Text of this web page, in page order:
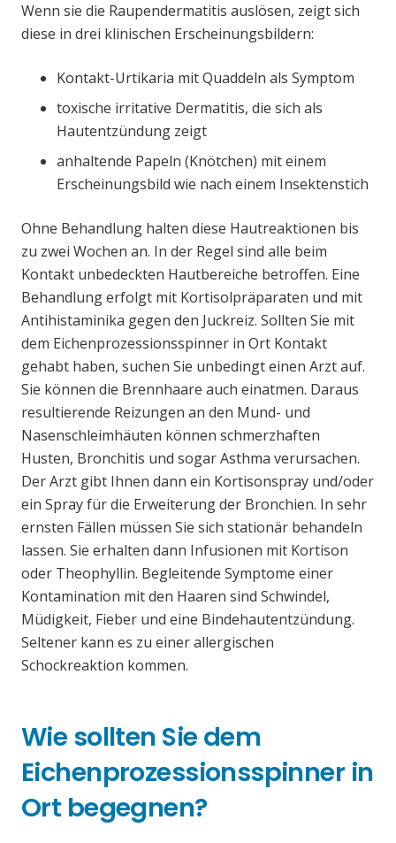
Wenn sie die Raupendermatitis auslösen, zeigt sich
diese in drei klinischen Erscheinungsbildern:
Kontakt-Urtikaria mit Quaddeln als Symptom
toxische irritative Dermatitis, die sich als
Hautentzündung zeigt
anhaltende Papeln (Knötchen) mit einem
Erscheinungsbild wie nach einem Insektenstich
Ohne Behandlung halten diese Hautreaktionen bis
zu zwei Wochen an. In der Regel sind alle beim
Kontakt unbedeckten Hautbereiche betroffen. Eine
Behandlung erfolgt mit Kortisolpräparaten und mit
Antihistaminika gegen den Juckreiz. Sollten Sie mit
dem Eichenprozessionsspinner in Ort Kontakt
gehabt haben, suchen Sie unbedingt einen Arzt auf.
Sie können die Brennhaare auch einatmen. Daraus
resultierende Reizungen an den Mund- und
Nasenschleimhäuten können schmerzhaften
Husten, Bronchitis und sogar Asthma verursachen.
Der Arzt gibt Ihnen dann ein Kortisonspray und/oder
ein Spray für die Erweiterung der Bronchien. In sehr
ernsten Fällen müssen Sie sich stationär behandeln
lassen. Sie erhalten dann Infusionen mit Kortison
oder Theophyllin. Begleitende Symptome einer
Kontamination mit den Haaren sind Schwindel,
Müdigkeit, Fieber und eine Bindehautentzündung.
Seltener kann es zu einer allergischen
Schockreaktion kommen.
Wie sollten Sie dem
Eichenprozessionsspinner in
Ort begegnen?